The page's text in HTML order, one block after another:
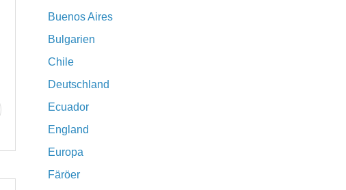
Buenos Aires
Bulgarien
Chile
Deutschland
Ecuador
England
Europa
Färöer